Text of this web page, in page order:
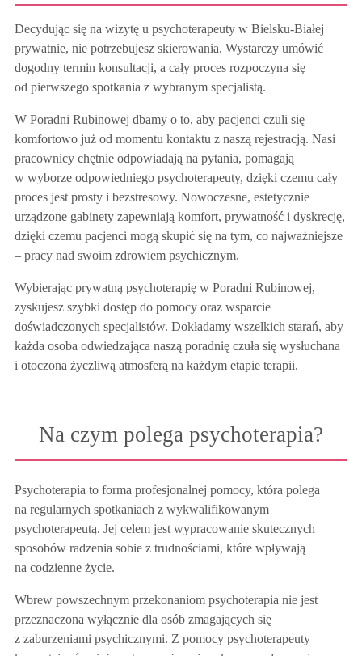
Decydując się na wizytę u psychoterapeuty w Bielsku-Białej
prywatnie, nie potrzebujesz skierowania. Wystarczy umówić
dogodny termin konsultacji, a cały proces rozpoczyna się
od pierwszego spotkania z wybranym specjalistą.
W Poradni Rubinowej dbamy o to, aby pacjenci czuli się
komfortowo już od momentu kontaktu z naszą rejestracją. Nasi
pracownicy chętnie odpowiadają na pytania, pomagają
w wyborze odpowiedniego psychoterapeuty, dzięki czemu cały
proces jest prosty i bezstresowy. Nowoczesne, estetycznie
urządzone gabinety zapewniają komfort, prywatność i dyskrecję,
dzięki czemu pacjenci mogą skupić się na tym, co najważniejsze
– pracy nad swoim zdrowiem psychicznym.
Wybierając prywatną psychoterapię w Poradni Rubinowej,
zyskujesz szybki dostęp do pomocy oraz wsparcie
doświadczonych specjalistów. Dokładamy wszelkich starań, aby
każda osoba odwiedzająca naszą poradnię czuła się wysłuchana
i otoczona życzliwą atmosferą na każdym etapie terapii.
Na czym polega psychoterapia?
Psychoterapia to forma profesjonalnej pomocy, która polega
na regularnych spotkaniach z wykwalifikowanym
psychoterapeutą. Jej celem jest wypracowanie skutecznych
sposobów radzenia sobie z trudnościami, które wpływają
na codzienne życie.
Wbrew powszechnym przekonaniom psychoterapia nie jest
przeznaczona wyłącznie dla osób zmagających się
z zaburzeniami psychicznymi. Z pomocy psychoterapeuty